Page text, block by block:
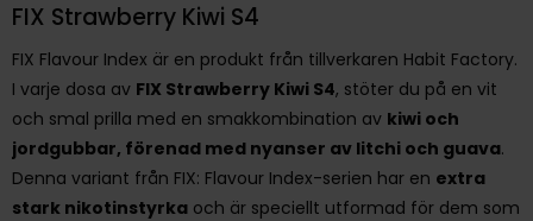
FIX Strawberry Kiwi S4
FIX Flavour Index är en produkt från tillverkaren Habit Factory.
I varje dosa av FIX Strawberry Kiwi S4, stöter du på en vit
och smal prilla med en smakkombination av kiwi och
jordgubbar, förenad med nyanser av litchi och guava.
Denna variant från FIX: Flavour Index-serien har en extra
stark nikotinstyrkaoch är speciellt utformad för dem som